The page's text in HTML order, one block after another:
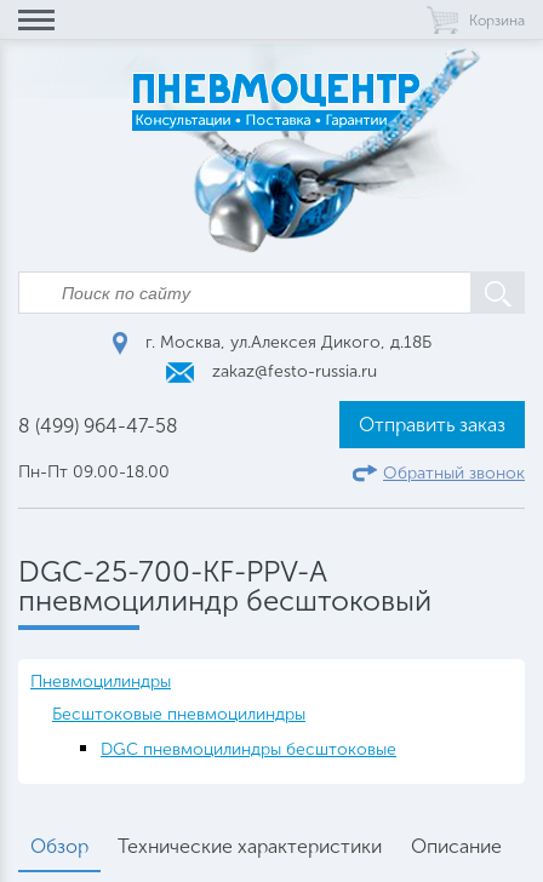
Корзина
г. Москва, ул.Алексея Дикого, д.18Б
zakaz@festo-russia.ru
8 (499) 964-47-58
Пн-Пт 09.00-18.00
Отправить заказ
Обратный звонок
DGC-25-700-KF-PPV-A
пневмоцилиндр бесштоковый
Пневмоцилиндры
Бесштоковые пневмоцилиндры
DGC пневмоцилиндры бесштоковые
Обзор Технические характеристики Описание